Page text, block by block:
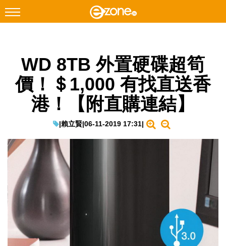
Facebook Instagram
科技焦點
網絡生活
教學評測
EduTech
IT Times
生成式AI與雲端應用
Enterprise Digital Transformation
特集
WD 8TB 外置硬碟超筍
價！＄1,000 有找直送香
港！【附直購連結】
|賴立賢|06-11-2019 17:31|